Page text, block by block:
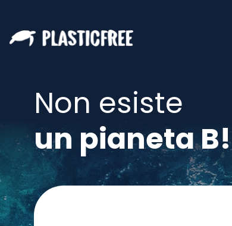
Non esiste
un pianeta B!